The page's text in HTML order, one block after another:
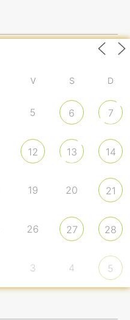
V S D
5 6 7
12 13 14
19 20 21
26 27 28
3 4 5